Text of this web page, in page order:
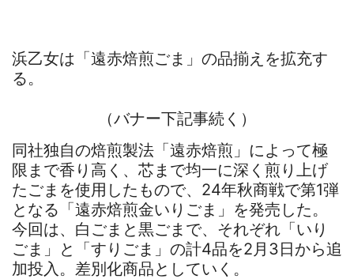
浜乙女は「遠赤焙煎ごま」の品揃えを拡充す
る。
（バナー下記事続く）
同社独自の焙煎製法「遠赤焙煎」によって極
限まで香り高く、芯まで均一に深く煎り上げ
たごまを使用したもので、24年秋商戦で第1弾
となる「遠赤焙煎金いりごま」を発売した。
今回は、白ごまと黒ごまで、それぞれ「いり
ごま」と「すりごま」の計4品を2月3日から追
加投入。差別化商品としていく。